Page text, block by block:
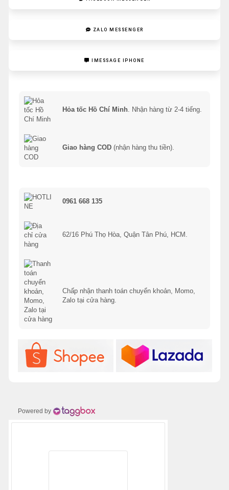
ZALO MESSENGER
IMESSAGE IPHONE
Hỏa tốc Hồ Chí Minh. Nhận hàng từ 2-4 tiếng.
Giao hàng COD (nhận hàng thu tiền).
0961 668 135
62/16 Phú Thọ Hòa, Quận Tân Phú, HCM.
Chấp nhận thanh toán chuyển khoản, Momo,
Zalo tại cửa hàng.
Powered by